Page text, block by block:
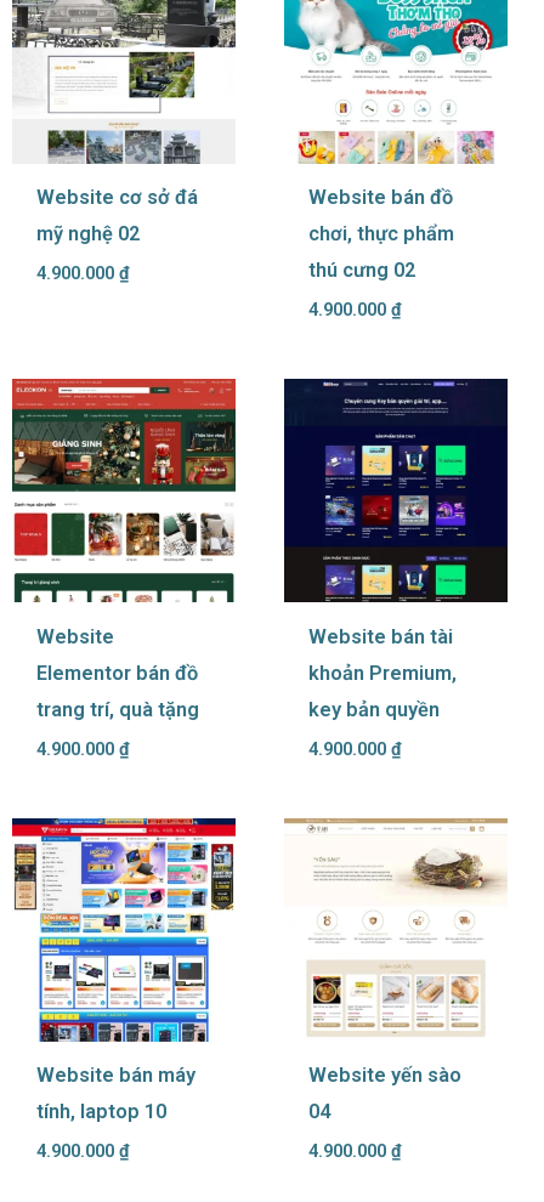
Website cơ sở đá
mỹ nghệ 02
4.900.000 ₫
Website bán đồ
chơi, thực phẩm
thú cưng 02
4.900.000 ₫
Website
Elementor bán đồ
trang trí, quà tặng
4.900.000 ₫
Website bán tài
khoản Premium,
key bản quyền
4.900.000 ₫
Website bán máy
tính, laptop 10
4.900.000 ₫
Website yến sào
04
4.900.000 ₫